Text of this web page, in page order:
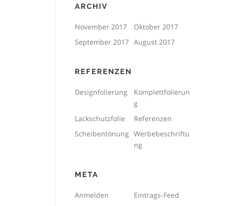
ARCHIV
November 2017
Oktober 2017
September 2017 August 2017
REFERENZEN
Designfolierung
Komplettfolierun
g
Lackschutzfolie
Referenzen
Scheibentönung Werbebeschriftu
ng
META
Anmelden
Eintrags-Feed